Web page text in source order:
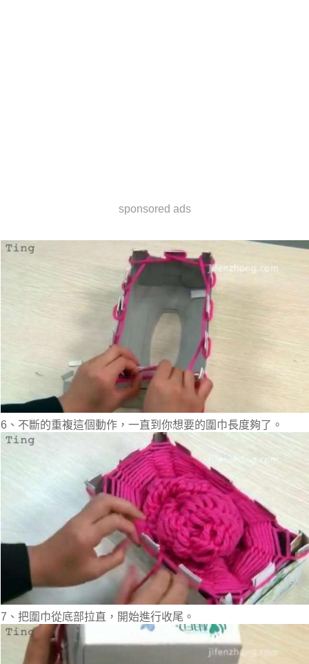
sponsored ads
6、不斷的重複這個動作，一直到你想要的圍巾長度夠了。
7、把圍巾從底部拉直，開始進行收尾。